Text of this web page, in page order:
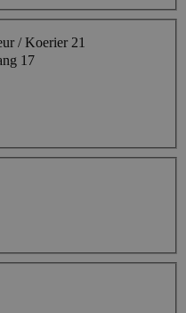
/ Koerier21
17